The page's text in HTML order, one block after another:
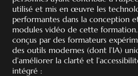
utilisé et mis en œuvre les
performantes dans la conception
modules vidéo de cette
conçus par des formateurs
des outils modernes (dont l’IA)
d’améliorer la clarté et
intégré :